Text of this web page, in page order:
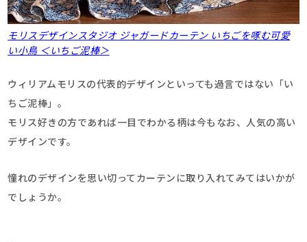
モリスデザインスタジオ ジャガードカーテン いちごを啄む可愛
い小鳥 ＜いちご泥棒＞
ウィリアムモリスの代表的デザインといっても過言ではない「い
ちご泥棒」。
モリス好きの方であれば一目でわかる柄は今もなお、人気の高い
デザインです。
憧れのデザインを思い切ってカーテンに取り入れてみてはいかが
でしょうか。